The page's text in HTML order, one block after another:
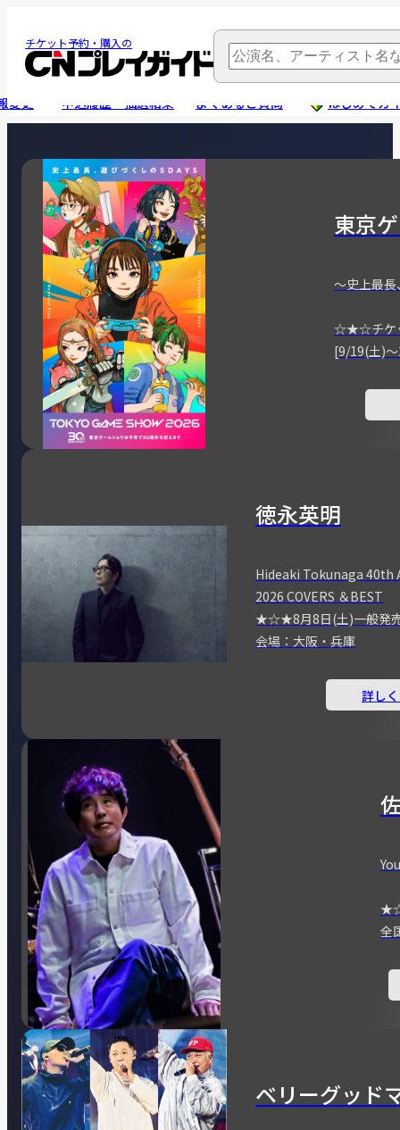
チケット予約・購入の
変更 申込履歴・抽選結果 よくあるご質問 はじめてガ
東京
～史上最長
☆★☆チケ
[9/19(土)
徳永英明
Hideaki Tokunaga 40th
2026 COVERS ＆BEST
★☆★8月8日(土)一般
会場：大阪・兵庫
詳し
全
ベリーグッド